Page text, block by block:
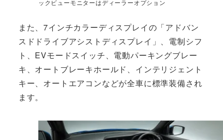
ックビューモニターはディーラーオプション
また、7インチカラーディスプレイの「アドバン
スドドライブアシストディスプレイ」、電制シフ
ト、EVモードスイッチ、電動パーキングブレー
キ、オートブレーキホールド、インテリジェント
キー、オートエアコンなどが全車に標準装備され
ます。